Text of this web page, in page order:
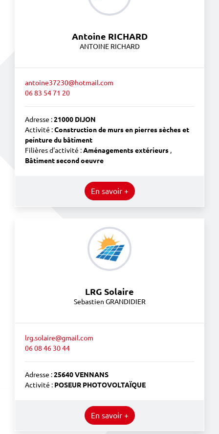
Antoine RICHARD
ANTOINE RICHARD
antoine37230@hotmail.com
06 83 54 71 20
Adresse :21000 DIJON
Activité :Construction de murs en pierres sèches et
peinture du bâtiment
Filières d'activité :Aménagements extérieurs ,
Bâtiment second oeuvre
En savoir +
LRG Solaire
Sebastien GRANDIDIER
lrg.solaire@gmail.com
06 08 46 30 44
Adresse :25640 VENNANS
Activité : POSEUR PHOTOVOLTAÏQUE
En savoir +